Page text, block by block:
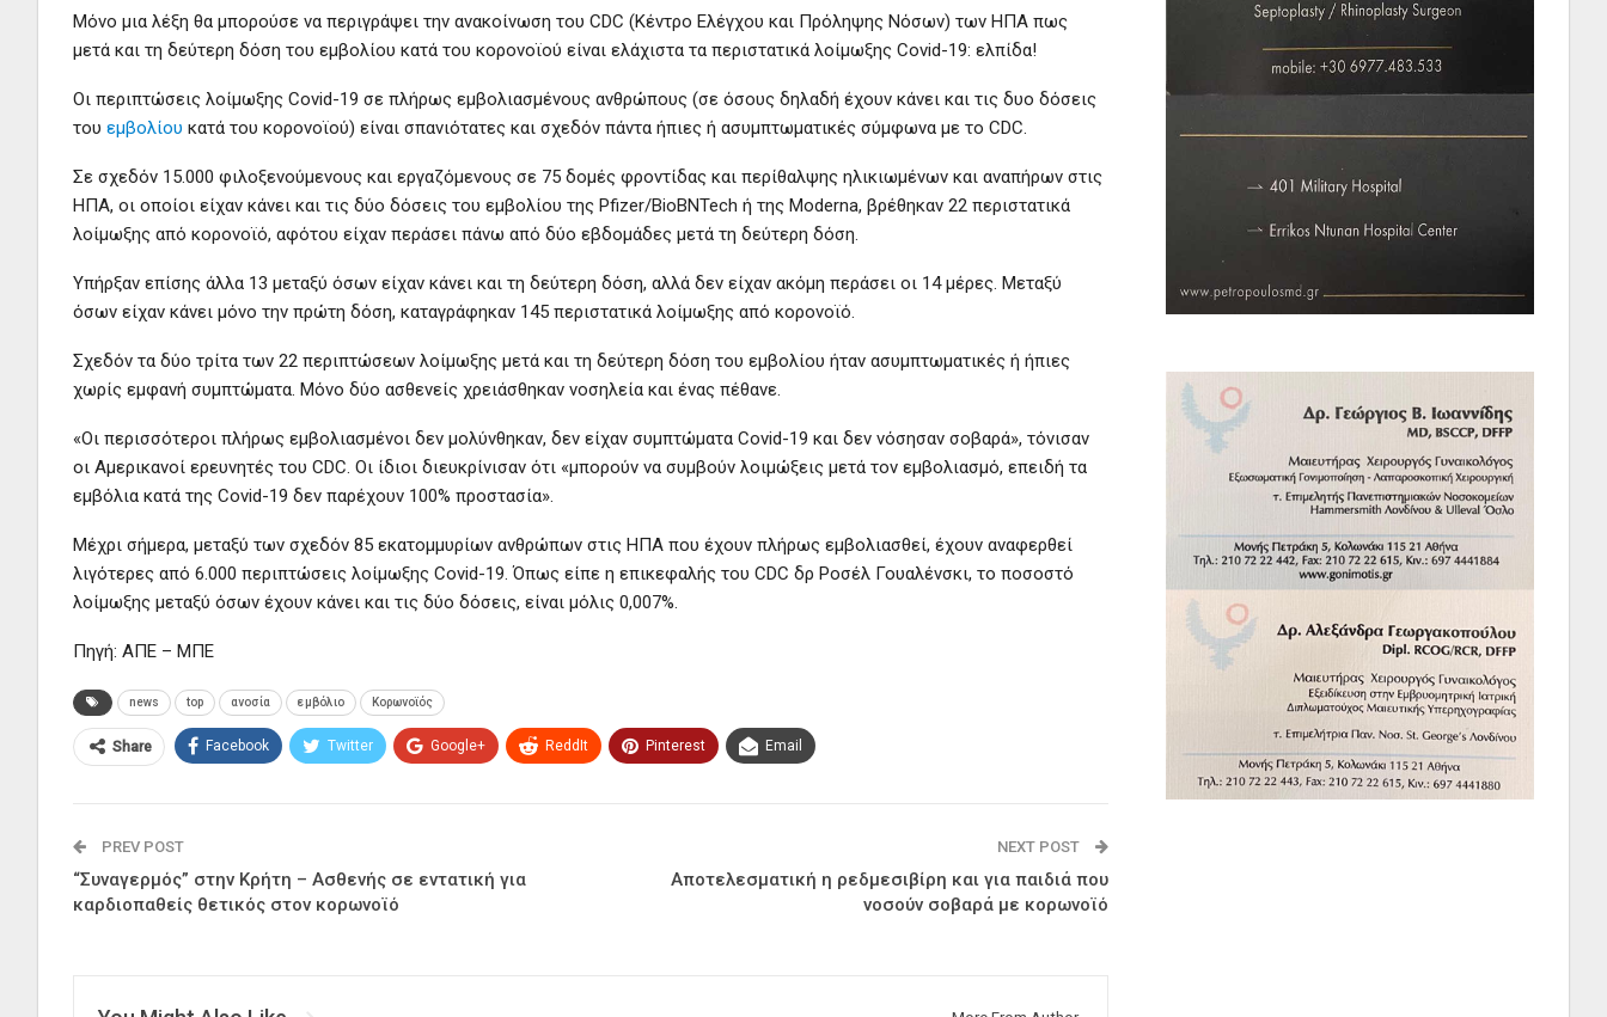
Μόνο μια λέξη θα μπορούσε να περιγράψει την ανακοίνωση του CDC (Κέντρο Ελέγχου και Πρόληψης Νόσων) των ΗΠΑ πως
μετά και τη δεύτερη δόση του εμβολίου κατά του κορονοϊού είναι ελάχιστα τα περιστατικά λοίμωξης Covid-19: ελπίδα!
Οι περιπτώσεις λοίμωξης Covid-19 σε πλήρως εμβολιασμένους ανθρώπους (σε όσους δηλαδή έχουν κάνει και τις δυο δόσεις
του εμβολίου κατά του κορονοϊού) είναι σπανιότατες και σχεδόν πάντα ήπιες ή ασυμπτωματικές σύμφωνα με το CDC.
Σε σχεδόν 15.000 φιλοξενούμενους και εργαζόμενους σε 75 δομές φροντίδας και περίθαλψης ηλικιωμένων και αναπήρων στις
ΗΠΑ, οι οποίοι είχαν κάνει και τις δύο δόσεις του εμβολίου της Pfizer/BioBNTech ή της Moderna, βρέθηκαν 22 περιστατικά
λοίμωξης από κορονοϊό, αφότου είχαν περάσει πάνω από δύο εβδομάδες μετά τη δεύτερη δόση.
Υπήρξαν επίσης άλλα 13 μεταξύ όσων είχαν κάνει και τη δεύτερη δόση, αλλά δεν είχαν ακόμη περάσει οι 14 μέρες. Μεταξύ
όσων είχαν κάνει μόνο την πρώτη δόση, καταγράφηκαν 145 περιστατικά λοίμωξης από κορονοϊό.
Σχεδόν τα δύο τρίτα των 22 περιπτώσεων λοίμωξης μετά και τη δεύτερη δόση του εμβολίου ήταν ασυμπτωματικές ή ήπιες
χωρίς εμφανή συμπτώματα. Μόνο δύο ασθενείς χρειάσθηκαν νοσηλεία και ένας πέθανε.
«Οι περισσότεροι πλήρως εμβολιασμένοι δεν μολύνθηκαν, δεν είχαν συμπτώματα Covid-19 και δεν νόσησαν σοβαρά», τόνισαν
οι Αμερικανοί ερευνητές του CDC. Οι ίδιοι διευκρίνισαν ότι «μπορούν να συμβούν λοιμώξεις μετά τον εμβολιασμό, επειδή τα
εμβόλια κατά της Covid-19 δεν παρέχουν 100% προστασία».
Μέχρι σήμερα, μεταξύ των σχεδόν 85 εκατομμυρίων ανθρώπων στις ΗΠΑ που έχουν πλήρως εμβολιασθεί, έχουν αναφερθεί
λιγότερες από 6.000 περιπτώσεις λοίμωξης Covid-19. Όπως είπε η επικεφαλής του CDC δρ Ροσέλ Γουαλένσκι, το ποσοστό
λοίμωξης μεταξύ όσων έχουν κάνει και τις δύο δόσεις, είναι μόλις 0,007%.
Πηγή: ΑΠΕ – ΜΠΕ
news top ανοσία εμβόλιο Κορωνοϊός
Share Facebook Twitter Google+ ReddIt Pinterest Email
PREV POST
“Συναγερμός” στην Κρήτη – Ασθενής σε εντατική για
καρδιοπαθείς θετικός στον κορωνοϊό
NEXT POST
Αποτελεσματική η ρεδμεσιβίρη και για παιδιά που
νοσούν σοβαρά με κορωνοϊό